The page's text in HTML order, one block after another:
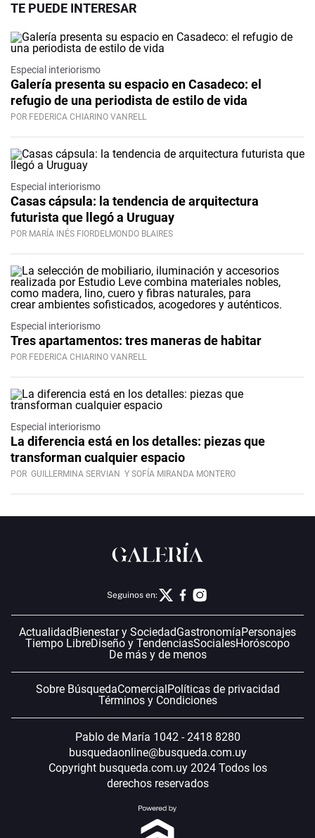
TE PUEDE INTERESAR
Especial interiorismo
Galería presenta su espacio en Casadeco: el
refugio de una periodista de estilo de vida
POR FEDERICA CHIARINO VANRELL
Especial interiorismo
Casas cápsula: la tendencia de arquitectura
futurista que llegó a Uruguay
POR MARÍA INÉS FIORDELMONDO BLAIRES
Especial interiorismo
Tres apartamentos: tres maneras de habitar
POR FEDERICA CHIARINO VANRELL
Especial interiorismo
La diferencia está en los detalles: piezas que
transforman cualquier espacio
POR GUILLERMINA SERVIAN Y SOFÍA MIRANDA MONTERO
Seguinos en:
Actualidad Bienestar y SociedadGastronomíaPersonajes
Tiempo LibreDiseño y TendenciasSocialesHoróscopo
De más y de menos
Sobre BúsquedaComercial Políticas de privacidad
Términos y Condiciones
Pablo de María 1042 - 2418 8280
busquedaonline@busqueda.com.uy
Copyright busqueda.com.uy 2024 Todos los
derechos reservados